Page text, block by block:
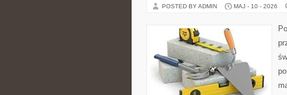
POSTED BY ADMIN MAJ - 10 - 2026